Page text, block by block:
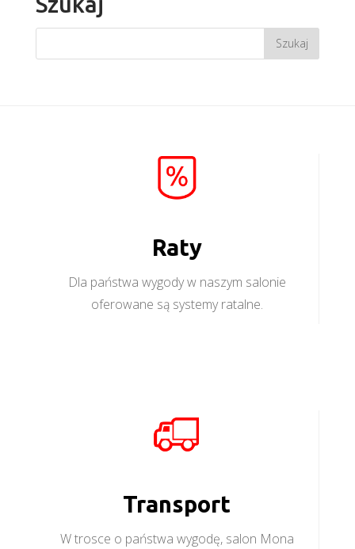
Raty
Dla państwa wygody w naszym salonie
oferowane są systemy ratalne.
Transport
W trosce o państwa wygodę, salon Mona